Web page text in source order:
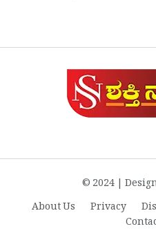
© 2024 |
About Us
Privacy